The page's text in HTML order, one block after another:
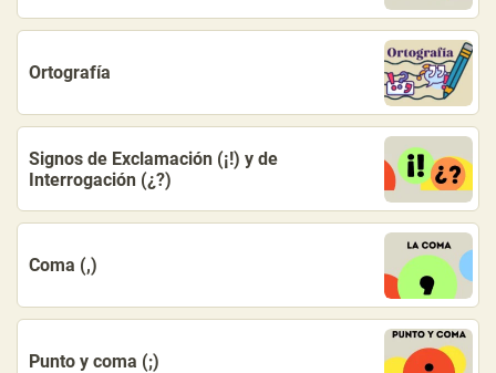
Ortografía
Signos de Exclamación (¡!) y de
Interrogación (¿?)
Coma (,)
Punto y coma (;)